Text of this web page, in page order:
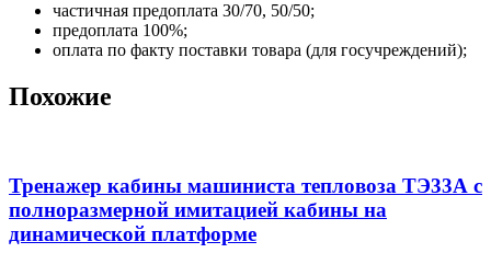
частичная предоплата 30/70, 50/50;
предоплата 100%;
оплата по факту поставки товара (для госучреждений);
Похожие
Тренажер кабины машиниста тепловоза ТЭ33А с
полноразмерной имитацией кабины на
динамической платформе